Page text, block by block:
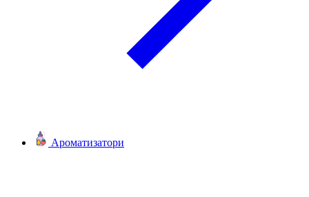
Ароматизатори